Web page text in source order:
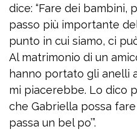
dice: “Fare dei bambini,
passo più importante
punto in cui siamo, ci
Al matrimonio di un
hanno portato gli anelli
mi piacerebbe. Lo dico
che Gabriella possa
passa un bel po’”.